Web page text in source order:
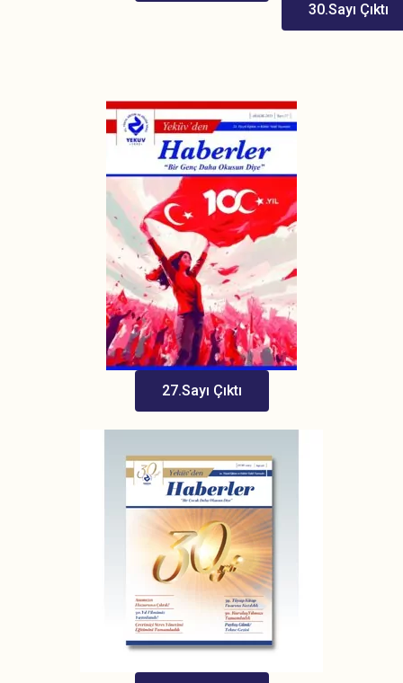
30.Sayı Çıktı
27.Sayı Çıktı